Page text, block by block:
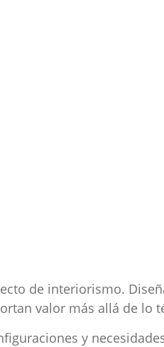
de interiorismo.
valor más allá de lo
y